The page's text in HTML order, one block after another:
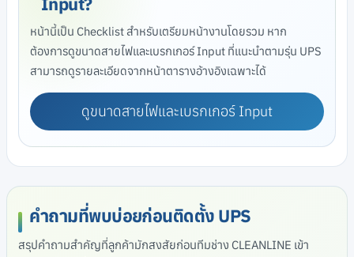
หน้านี้เป็น Checklist สำหรับเตรียมหน้างานโดยรวม หาก
ต้องการดูขนาดสายไฟและเบรกเกอร์ Input ที่แนะนำตามรุ่น UPS
สามารถดูรายละเอียดจากหน้าตารางอ้างอิงเฉพาะได้
ดูขนาดสายไฟและเบรกเกอร์ Input
คำถามที่พบบ่อยก่อนติดตั้ง UPS
สรุปคำถามสำคัญที่ลูกค้ามักสงสัยก่อนทีมช่าง CLEANLINE เข้า